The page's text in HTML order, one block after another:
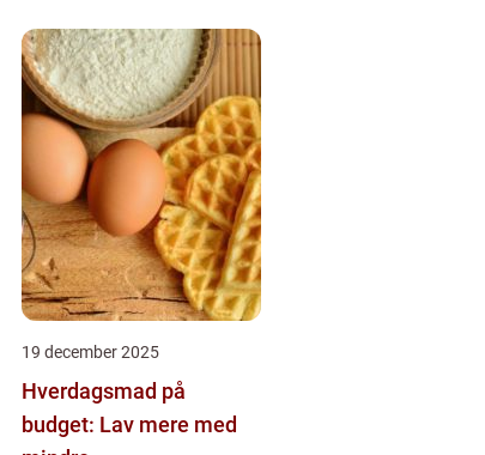
19 december 2025
Hverdagsmad på
budget: Lav mere med